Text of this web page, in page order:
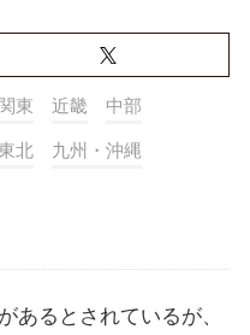
関東 近畿 中部
北 九州・沖縄
あるとされているが、